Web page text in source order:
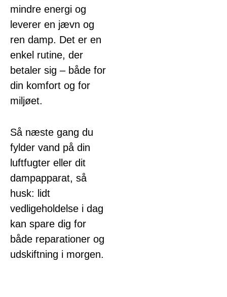
mindre energi og
leverer en jævn og
ren damp. Det er en
enkel rutine, der
betaler sig – både for
din komfort og for
miljøet.
Så næste gang du
fylder vand på din
luftfugter eller dit
dampapparat, så
husk: lidt
vedligeholdelse i dag
kan spare dig for
både reparationer og
udskiftning i morgen.